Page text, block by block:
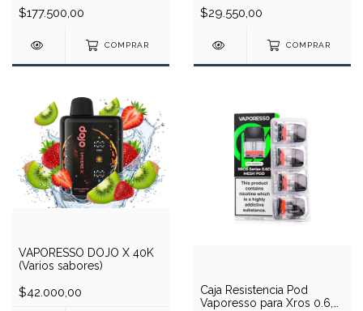
$177.500,00
COMPRAR
$29.550,00
COMPRAR
VAPORESSO DOJO X 40K
(Varios sabores)
$42.000,00
Caja Resistencia Pod
Vaporesso para Xros 0.6,